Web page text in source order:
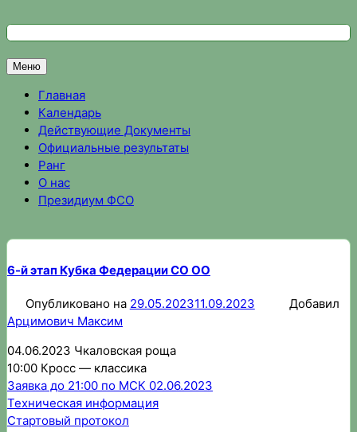
кФедерация спортивного ориентирования Омской области
Спортивное ориентирование в Омске, результаты
Меню
Главная
Календарь
Действующие Документы
Официальные результаты
Ранг
О нас
Президиум ФСО
6-й этап Кубка Федерации СО ОО
Опубликовано на 29.05.202311.09.2023
Добавил
Арцимович Максим
04.06.2023 Чкаловская роща
10:00 Кросс — классика
Заявка до 21:00 по МСК 02.06.2023
Техническая информация
Стартовый протокол